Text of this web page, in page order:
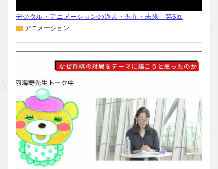
デジタル・アニメーションの過去・現在・未来 第6回
アニメーション